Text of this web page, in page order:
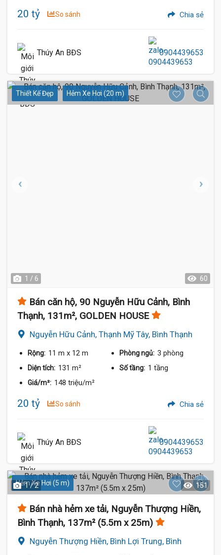
20 tỷ So sánh Chia sẻ
Thúy An BĐS 0904439653
Thiết Kế Đẹp Hẻm Xe Hơi (20 m)
1 / 6 60
Bán căn hộ, 90 Nguyễn Hữu Cảnh, Bình
Thạnh, 131m², GOLDEN HOUSE
Nguyễn Hữu Cảnh, Thạnh Mỹ Tây, Bình Thạnh
Rộng: 11 m x 12 m Phòng ngủ: 3 phòng
Diện tích: 131 m² Số tầng: 1 tầng
Giá/m²: 148 triệu/m²
20 tỷ So sánh Chia sẻ
Thúy An BĐS 0904439653
Hẻm Xe Hơi (5 m)
1 / 2 151
Bán nhà hẻm xe tải, Nguyễn Thượng Hiền,
Bình Thạnh, 137m² (5.5m x 25m)
Nguyễn Thượng Hiền, Bình Lợi Trung, Bình